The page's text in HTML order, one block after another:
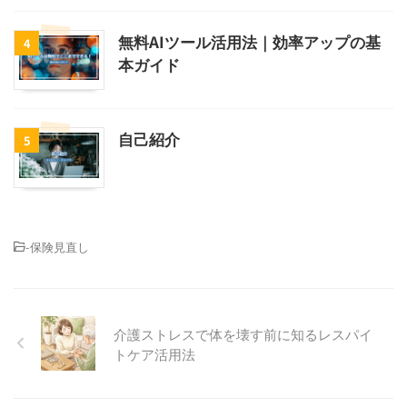
4
無料AIツール活用法｜効率アップの基
本ガイド
5 自己紹介
-保険見直し
介護ストレスで体を壊す前に知るレスパイ
トケア活用法